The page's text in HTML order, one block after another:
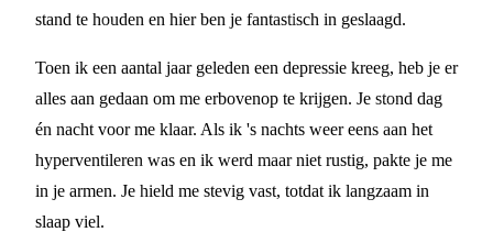
stand te houden en hier ben je fantastisch in geslaagd.
Toen ik een aantal jaar geleden een depressie kreeg, heb je er
alles aan gedaan om me erbovenop te krijgen. Je stond dag
én nacht voor me klaar. Als ik 's nachts weer eens aan het
hyperventileren was en ik werd maar niet rustig, pakte je me
in je armen. Je hield me stevig vast, totdat ik langzaam in
slaap viel.